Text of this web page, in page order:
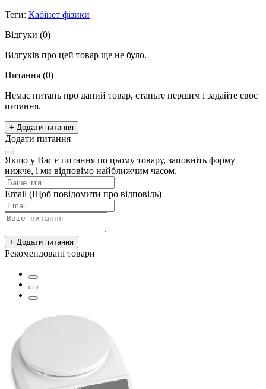
Теги: Кабінет фізики
Відгуки (0)
Відгуків про цей товар ще не було.
Питання (0)
Немає питань про даний товар, станьте першим і задайте своє
питання.
+ Додати питання
Додати питання
Якщо у Вас є питання по цьому товару, заповніть форму
нижче, і ми відповімо найближчим часом.
Email (Щоб повідомити про відповідь)
+ Додати питання
Рекомендовані товари